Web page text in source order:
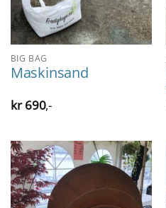
BIG BAG
Maskinsand
kr690,-